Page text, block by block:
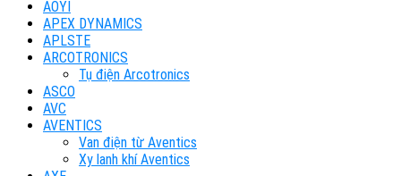
AOYI
APEX DYNAMICS
APLSTE
ARCOTRONICS
Tụ điện Arcotronics
ASCO
AVC
AVENTICS
Van điện từ Aventics
Xy lanh khí Aventics